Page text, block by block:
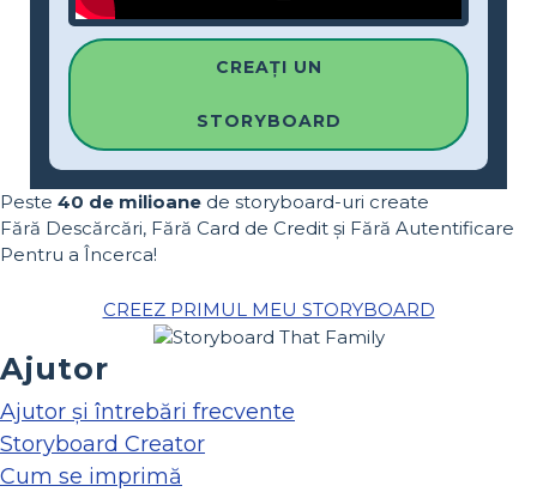
CREAȚI UN
STORYBOARD
Peste 40 de milioane de storyboard-uri create
Fără Descărcări, Fără Card de Credit și Fără Autentificare
Pentru a Încerca!
CREEZ PRIMUL MEU STORYBOARD
Ajutor
Ajutor și întrebări frecvente
Storyboard Creator
Cum se imprimă